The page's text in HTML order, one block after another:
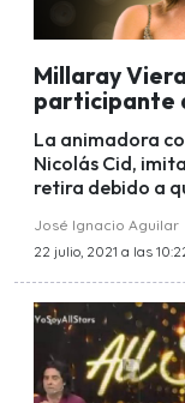
Millaray
participante
La animadora
Nicolás Cid,
retira debido a
José Ignacio Aguilar
22 julio, 2021 a las